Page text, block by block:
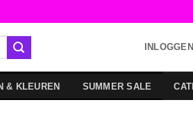
INLOGGEN
& KLEUREN SUMMER SALE